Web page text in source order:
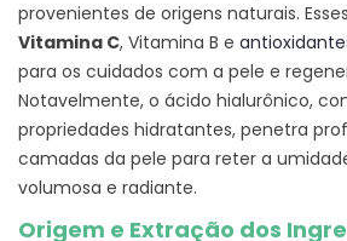
provenientes de origens naturais.
Vitamina C, Vitamina B e
para os cuidados com a pele e
Notavelmente, o ácido hialurônico,
propriedades hidratantes, penetra
camadas da pele para reter a
volumosa e radiante.
Origem e Extração dos